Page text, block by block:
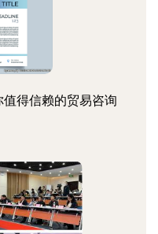
得信赖的贸易咨询